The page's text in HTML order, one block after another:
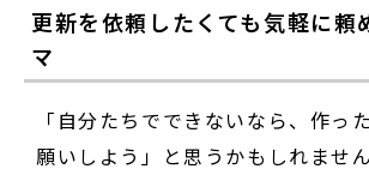
更新を依頼したくても気軽に頼
マ
「自分たちでできないなら、作っ
願いしよう」と思うかもしれません